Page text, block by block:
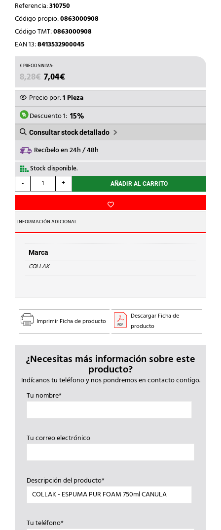
Referencia:310750
Código propio:0863000908
Código TMT:0863000908
EAN 13:8413532900045
8,28€ EL
PRECIO
ORIGINAL
ERA:
8,28€.
7,04€
PRECIO
ACTUAL
ES:
7,04€.
Precio por:1 Pieza
Descuento 1: 15%
Consultar stock detallado
Recíbelo en 24h / 48h
Stock disponible.
-
COLLAK
-
PUR
FOAM
750ml
CANULA
cantidad
+ AÑADIR AL CARRITO
INFORMACIÓN ADICIONAL
Marca
COLLAK
Imprimir Ficha de producto
Descargar Ficha de
producto
¿Necesitas más información sobre este
producto?
Indícanos tu teléfono y nos pondremos en contacto contigo.
Tu nombre*
Tu correo electrónico
Descripción del producto*
Tu teléfono*